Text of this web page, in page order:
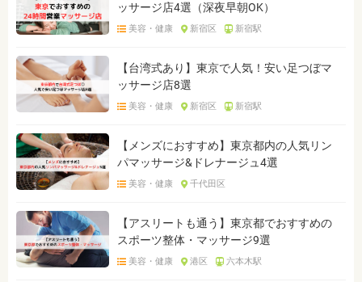
ッサージ店4選（深夜早朝OK）
美容・健康 新宿区 新宿駅
【台湾式あり】東京で人気！安い足つぼマ
ッサージ店8選
美容・健康 新宿区 新宿駅
【メンズにおすすめ】東京都内の人気リン
パマッサージ&ドレナージュ4選
美容・健康 千代田区
【アスリートも通う】東京都でおすすめの
スポーツ整体・マッサージ9選
美容・健康 港区 六本木駅